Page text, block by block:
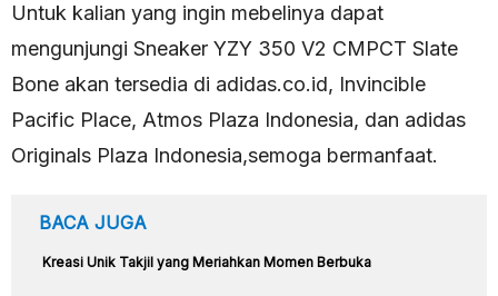
Untuk kalian yang ingin mebelinya dapat
mengunjungi Sneaker YZY 350 V2 CMPCT Slate
Bone akan tersedia di adidas.co.id, Invincible
Pacific Place, Atmos Plaza Indonesia, dan adidas
Originals Plaza Indonesia,semoga bermanfaat.
BACA JUGA
Kreasi Unik Takjil yang Meriahkan Momen Berbuka